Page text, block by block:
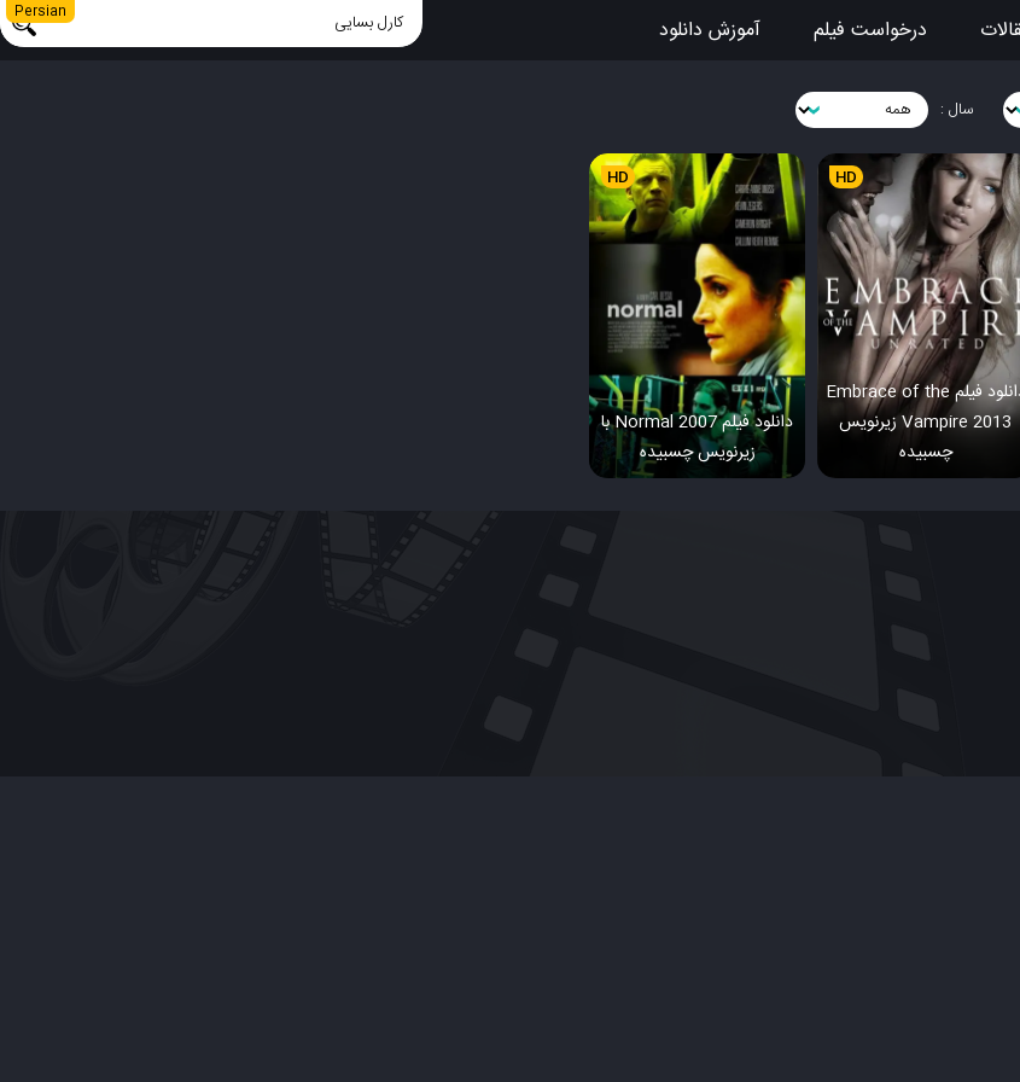
Persian
درخواست فیلم آموزش دانلود
سال :
دانلود فیلم Embrace of the
Vampire 2013 زیرنویس
چسبیده
HD
دانلود فیلم Normal 2007 با
زیرنویس چسبیده
HD